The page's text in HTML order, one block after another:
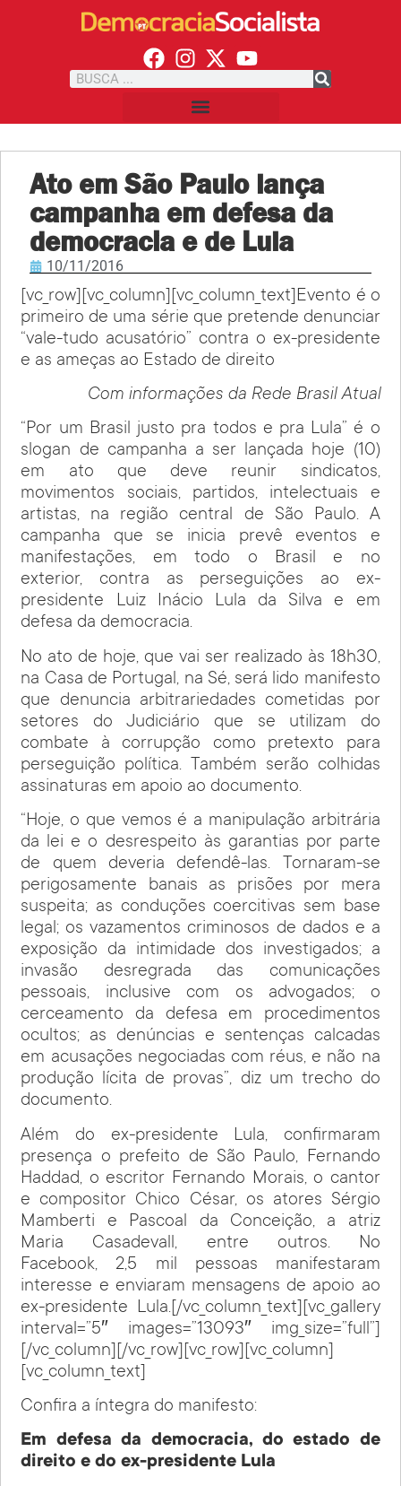
Ato em São Paulo lança
campanha em defesa da
democracia e de Lula
10/11/2016
[vc_row][vc_column][vc_column_text]Evento é o
primeiro de uma série que pretende denunciar
“vale-tudo acusatório” contra o ex-presidente
e as ameças ao Estado de direito
Com informações da Rede Brasil Atual
“Por um Brasil justo pra todos e pra Lula” é o
slogan de campanha a ser lançada hoje (10)
em ato que deve reunir sindicatos,
movimentos sociais, partidos, intelectuais e
artistas, na região central de São Paulo. A
campanha que se inicia prevê eventos e
manifestações, em todo o Brasil e no
exterior, contra as perseguições ao ex-
presidente Luiz Inácio Lula da Silva e em
defesa da democracia.
No ato de hoje, que vai ser realizado às 18h30,
na Casa de Portugal, na Sé, será lido manifesto
que denuncia arbitrariedades cometidas por
setores do Judiciário que se utilizam do
combate à corrupção como pretexto para
perseguição política. Também serão colhidas
assinaturas em apoio ao documento.
“Hoje, o que vemos é a manipulação arbitrária
da lei e o desrespeito às garantias por parte
de quem deveria defendê-las. Tornaram-se
perigosamente banais as prisões por mera
suspeita; as conduções coercitivas sem base
legal; os vazamentos criminosos de dados e a
exposição da intimidade dos investigados; a
invasão desregrada das comunicações
pessoais, inclusive com os advogados; o
cerceamento da defesa em procedimentos
ocultos; as denúncias e sentenças calcadas
em acusações negociadas com réus, e não na
produção lícita de provas”, diz um trecho do
documento.
Além do ex-presidente Lula, confirmaram
presença o prefeito de São Paulo, Fernando
Haddad, o escritor Fernando Morais, o cantor
e compositor Chico César, os atores Sérgio
Mamberti e Pascoal da Conceição, a atriz
Maria Casadevall, entre outros. No
Facebook, 2,5 mil pessoas manifestaram
interesse e enviaram mensagens de apoio ao
ex-presidente Lula.[/vc_column_text][vc_gallery
interval=”5″ images=”13093″ img_size=”full”]
[/vc_column][/vc_row][vc_row][vc_column]
[vc_column_text]
Confira a íntegra do manifesto:
Em defesa da democracia, do estado de
direito e do ex-presidente Lula